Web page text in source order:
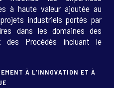
à haute valeur ajoutée au
industriels portés par
dans les domaines des
des Procédés incluant le
À L’INNOVATION ET À